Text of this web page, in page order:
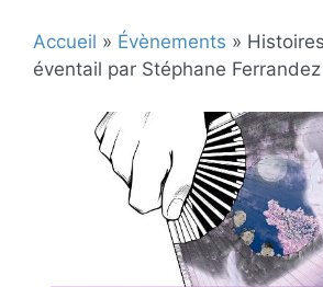
Accueil » Évènements »
éventail par Stéphane